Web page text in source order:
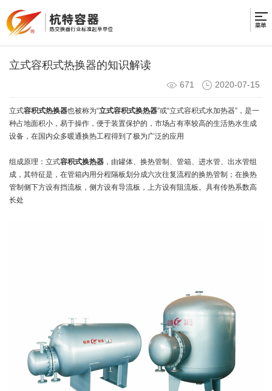
立式容积式热换器的知识解读
671 2020-07-15
立式容积式热换器也被称为“立式容积式换热器”或“立式容积式水加热器”，是一
种占地面积小，易于操作，便于装置保护的，市场占有率较高的生活热水生成
设备，在国内众多暖通换热工程得到了极为广泛的应用
组成原理：立式容积式换热器 ，由罐体、换热管制、管箱、进水管、出水管组
成，其特征是，在管箱内用分程隔板划分成六次往复流程的换热管制；在换热
管制侧下方设有挡流板，侧方设有导流板，上方设有阻流板。具有传热系数高
长处